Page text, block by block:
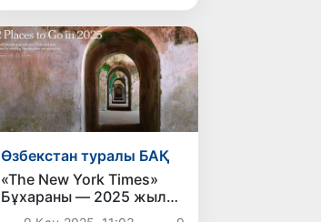
Өзбекстан туралы БАҚ
«The New York Times»
Бұхараны — 2025 жылы
баруға тұрарлық